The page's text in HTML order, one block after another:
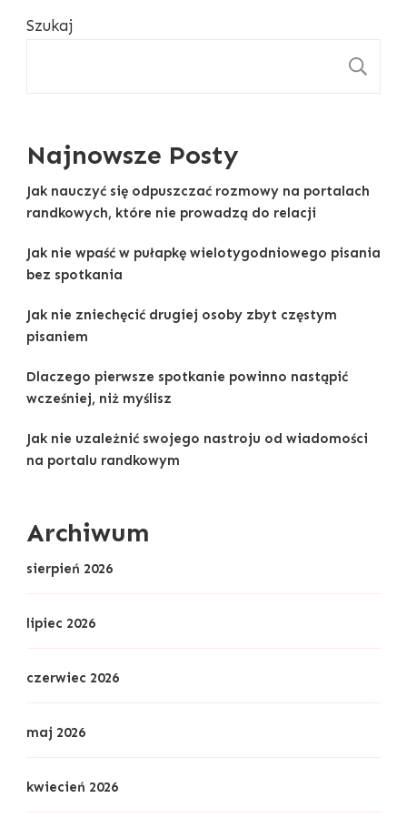
Szukaj
Najnowsze Posty
Jak nauczyć się odpuszczać rozmowy na portalach
randkowych, które nie prowadzą do relacji
Jak nie wpaść w pułapkę wielotygodniowego pisania
bez spotkania
Jak nie zniechęcić drugiej osoby zbyt częstym
pisaniem
Dlaczego pierwsze spotkanie powinno nastąpić
wcześniej, niż myślisz
Jak nie uzależnić swojego nastroju od wiadomości
na portalu randkowym
Archiwum
sierpień 2026
lipiec 2026
czerwiec 2026
maj 2026
kwiecień 2026